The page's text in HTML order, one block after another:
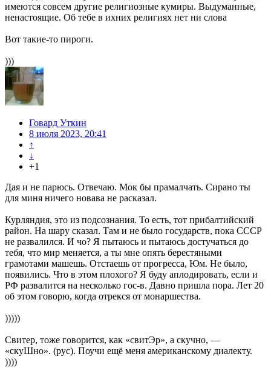
имеются совсем другие религиозные кумиры. Выдуманные,
ненастоящие. Об тебе в ихних религиях нет ни слова
Вот такие-то пироги.
)))
Говард Уткин
8 июля 2023, 20:41
↑
↓
+1
Дая и не парюсь. Отвечаю. Мок бы прамалчать. Сирано ты
для миня ничего новава не расказал.
Курляндия, это из подсознания. То есть, тот прибалтийский
район. На шару сказал. Там и не было государств, пока СССР
не развалился. И чо? Я пытаюсь и пытаюсь достучаться до
тебя, что мир меняется, а ты мне опять берестяными
грамотами машешь. Отстаешь от прогресса, Юм. Не было,
появились. Что в этом плохого? Я буду аплодировать, если и
РФ развалится на несколько гос-в. Давно пришла пора. Лет 20
об этом говорю, когда отрекся от монаршества.
)))))
Свитер, тоже говорится, как «свитЭр», а скучно, —
«скуШно». (рус). Поучи ещё меня американскому диалекту.
))))